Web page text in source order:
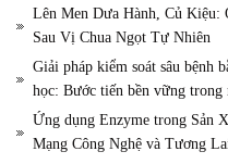
Lên Men Dưa Hành, Củ Kiệu:
Sau Vị Chua Ngọt Tự Nhiên
Giải pháp kiểm soát sâu bệnh
học: Bước tiến bền vững trong
Ứng dụng Enzyme trong Sản
Mạng Công Nghệ và Tương